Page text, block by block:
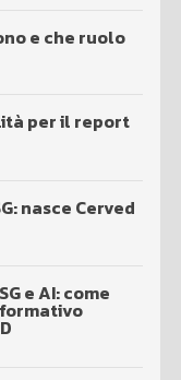
e che ruolo
per il report
nasce Cerved
e AI: come